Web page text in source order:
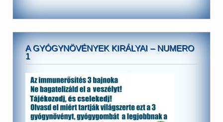
A GYÓGYNÖVÉNYEK KIRÁLYAI – NUMERO
1